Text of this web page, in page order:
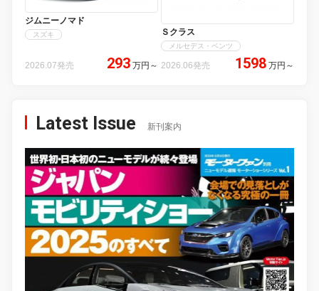
ジムニーノマド
スズキ
2026.07発売 293 万円 ～
Ｓクラス
メルセデス・ベンツ
2026.06発売 1598 万円 ～
Latest Issue 新刊案内